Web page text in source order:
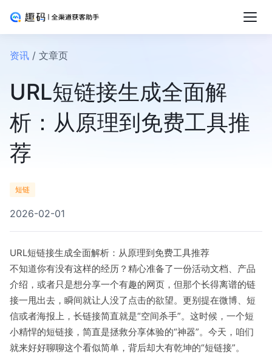
资讯 / 文章页
URL短链接生成全面解
析：从原理到免费工具推
荐
短链
2026-02-01
URL短链接生成全面解析：从原理到免费工具推荐
不知道你有没有这样的经历？精心准备了一份活动文档、产品
介绍，或者只是想分享一个有趣的网页，但那个长得离谱的链
接一甩出去，瞬间就让人没了点击的欲望。更别提在微博、短
信或者海报上，长链接简直就是“空间杀手”。这时候，一个短
小精悍的短链接，简直是拯救分享体验的“神器”。今天，咱们
就来好好聊聊这个看似简单，背后却大有乾坤的“短链接”。